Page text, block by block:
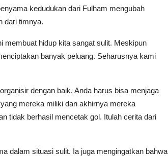
kedudukan dari Fulham mengubah
dari timnya.
membuat hidup kita sangat sulit. Meskipun
banyak peluang. Seharusnya kami
dengan baik, Anda harus bisa menjaga
mereka miliki dan akhirnya mereka
tidak berhasil mencetak gol. Itulah cerita dari
dalam situasi sulit. Ia juga mengingatkan bahwa